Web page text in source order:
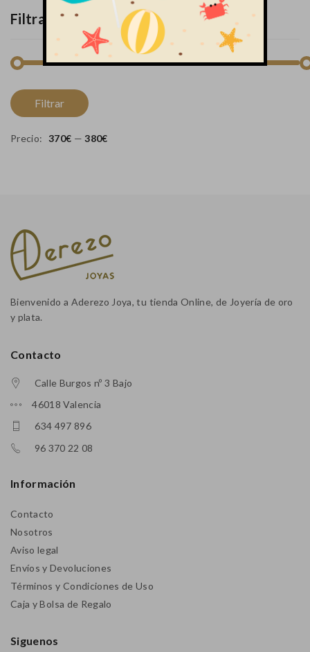
Filtrado Por Precio
Filtrar
Precio: 370€ —380€
Bienvenido a Aderezo Joya, tu tienda Online, de Joyería de oro
y plata.
Contacto
Calle Burgos nº 3 Bajo
46018 Valencia
634 497 896
96 370 22 08
Información
Contacto
Nosotros
Aviso legal
Envíos y Devoluciones
Términos y Condiciones de Uso
Caja y Bolsa de Regalo
Siguenos